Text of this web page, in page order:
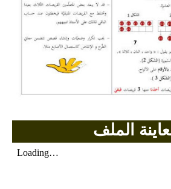
بحوث العلوم الطبيعية
بحوث اللغة الفرنسية
بحوث اللغة الانجليزية
الملف